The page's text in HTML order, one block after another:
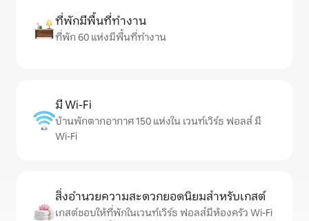
ที่พักมีพื้นที่ทำงาน
ที่พัก 60 แห่งมีพื้นที่ทำงาน
มี Wi-Fi
บ้านพักตากอากาศ 150 แห่งใน เวนท์เวิร์ธ ฟอลส์ มี
Wi-Fi
สิ่งอำนวยความสะดวกยอดนิยมสำหรับเกสต์
เกสต์ชอบให้ที่พักในเวนท์เวิร์ธ ฟอลส์มีห้องครัว Wi-Fi